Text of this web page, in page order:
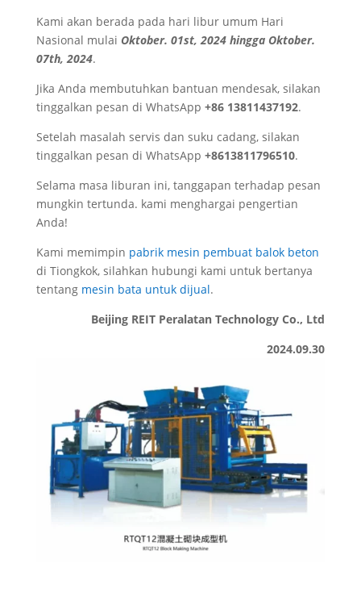
Kami akan berada pada hari libur umum Hari
Nasional mulai Oktober. 01st, 2024 hingga Oktober.
07th, 2024.
Jika Anda membutuhkan bantuan mendesak, silakan
tinggalkan pesan di WhatsApp +86 13811437192.
Setelah masalah servis dan suku cadang, silakan
tinggalkan pesan di WhatsApp +8613811796510.
Selama masa liburan ini, tanggapan terhadap pesan
mungkin tertunda. kami menghargai pengertian
Anda!
Kami memimpin pabrik mesin pembuat balok beton
di Tiongkok, silahkan hubungi kami untuk bertanya
tentang mesin bata untuk dijual.
Beijing REIT Peralatan Technology Co., Ltd
2024.09.30